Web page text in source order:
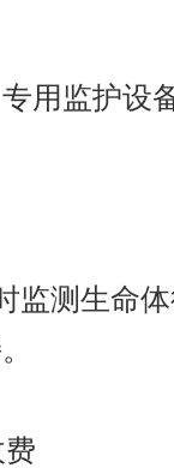
用监护设
监测生命